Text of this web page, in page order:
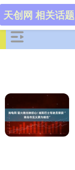
天创网 相关话题